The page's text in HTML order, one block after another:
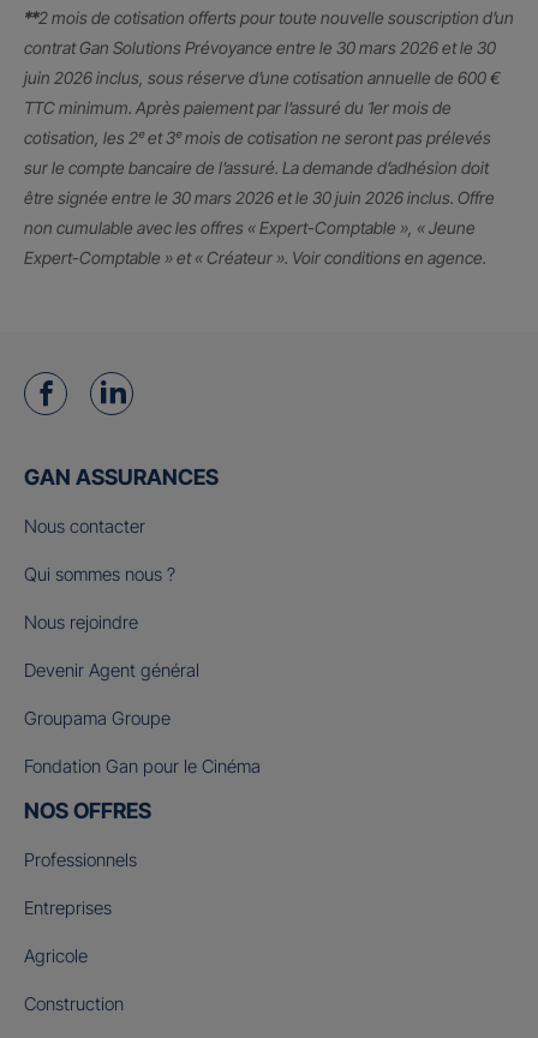
**2 mois de cotisation offerts pour toute nouvelle souscription d’un
contrat Gan Solutions Prévoyance entre le 30 mars 2026 et le 30
juin 2026 inclus, sous réserve d’une cotisation annuelle de 600 €
TTC minimum. Après paiement par l’assuré du 1er mois de
cotisation, les 2ᵉ et 3ᵉ mois de cotisation ne seront pas prélevés
sur le compte bancaire de l’assuré. La demande d’adhésion doit
être signée entre le 30 mars 2026 et le 30 juin 2026 inclus. Offre
non cumulable avec les offres « Expert-Comptable », « Jeune
Expert-Comptable » et « Créateur ». Voir conditions en agence.
GAN ASSURANCES
Nous contacter
Qui sommes nous ?
Nous rejoindre
Devenir Agent général
Groupama Groupe
Fondation Gan pour le Cinéma
NOS OFFRES
Professionnels
Entreprises
Agricole
Construction